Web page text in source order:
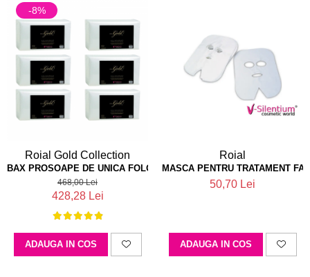
-8%
Roial Gold Collection
BAX PROSOAPE DE UNICA FOLOSINTA 45X80CM X100 ROIAL GOLD
468,00 Lei
428,28 Lei
ADAUGA IN COS
Roial
MASCA PENTRU TRATAMENT
50,70 Lei
ADAUGA IN COS